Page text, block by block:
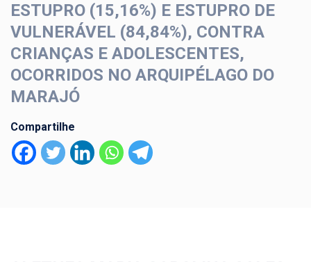
ESTUPRO (15,16%) E ESTUPRO DE
VULNERÁVEL (84,84%), CONTRA
CRIANÇAS E ADOLESCENTES,
OCORRIDOS NO ARQUIPÉLAGO DO
MARAJÓ
Compartilhe